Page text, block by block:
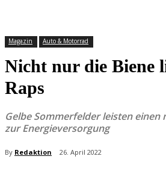
Magazin Auto & Motorrad
Nicht nur die Biene
Raps
Gelbe Sommerfelder leisten einen
zur Energieversorgung
By Redaktion 26. April 2022